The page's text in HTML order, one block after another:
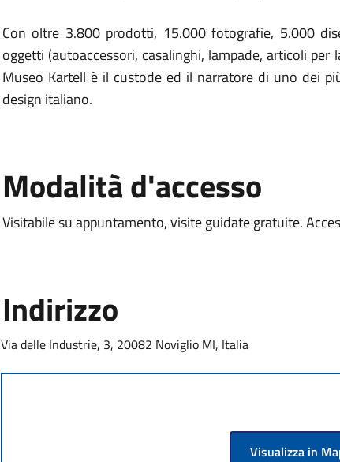
Con oltre 3.800 prodotti, 15.000 fotografie, 5.000
oggetti (autoaccessori, casalinghi, lampade, articoli
Museo Kartell è il custode ed il narratore di uno dei
design italiano.
Modalità d'accesso
Visitabile su appuntamento, visite guidate gratuite.
Indirizzo
Via delle Industrie, 3, 20082 Noviglio MI, Italia
Visualizza in